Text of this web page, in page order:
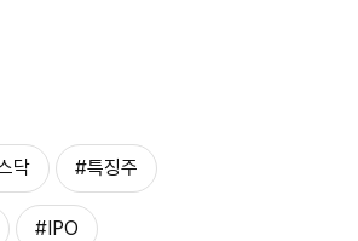
닥 #특징주
#IPO